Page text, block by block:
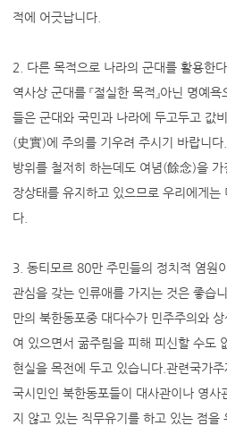
적에 어긋납니다.
2. 다른 목적으로 나라의 군대를 활용한다
역사상 군대를 『절실한 목적』아닌 명예
들은 군대와 국민과 나라에 두고두고 값
(史實)에 주의를 기우려 주시기 바랍니
방위를 철저히 하는데도 여념(餘念)을 가
장상태를 유지하고 있으므로 우리에게는
다.
3. 동티모르 80만 주민들의 정치적 염원
관심을 갖는 인류애를 가지는 것은 좋습
만의 북한동포중 대다수가 민주주의와
여 있으면서 굶주림을 피해 피신할 수도
현실을 목전에 두고 있습니다.관련국가
국시민인 북한동포들이 대사관이나 영
지 않고 있는 직무유기를 하고 있는 점을